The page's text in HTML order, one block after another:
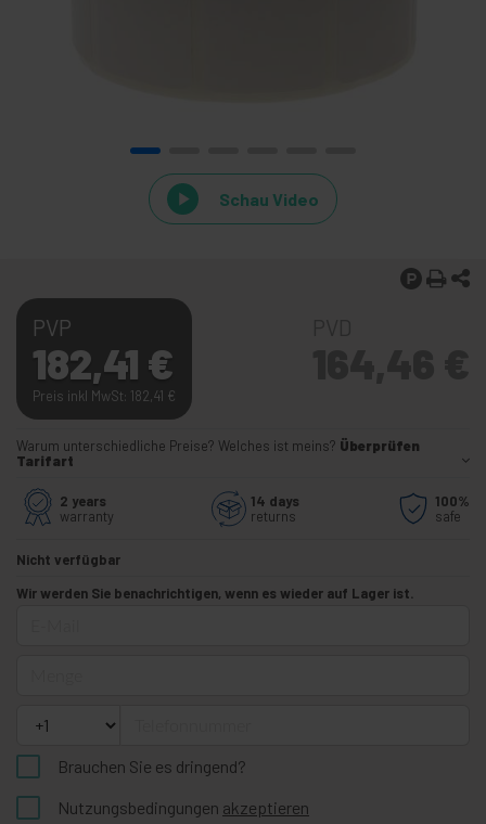
Schau Video
PVP
182,41 €
Preis inkl MwSt: 182,41 €
Warum unterschiedliche Preise? Welches ist meins? Überprüfen
Tarifart
2 years
warranty
14 days
returns
100%
safe
Nicht verfügbar
Wir werden Sie benachrichtigen, wenn es wieder auf Lager ist.
Brauchen Sie es dringend?
Nutzungsbedingungen akzeptieren